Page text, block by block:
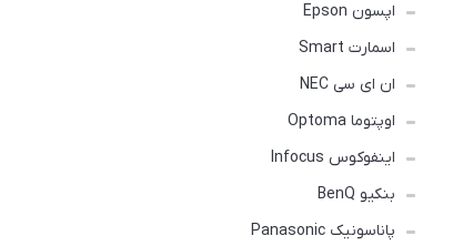
اپسون Epson
اسمارت Smart
ان ای سی NEC
اوپتوما Optoma
اینفوکوس Infocus
بنکیو BenQ
پاناسونیک Panasonic